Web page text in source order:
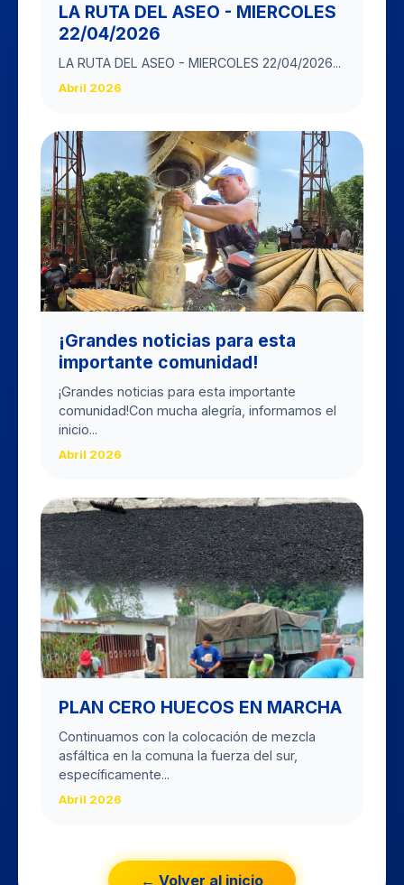
LA RUTA DEL ASEO - MIERCOLES
22/04/2026
LA RUTA DEL ASEO - MIERCOLES 22/04/2026...
Abril 2026
​¡Grandes noticias para esta
importante comunidad!
​¡Grandes noticias para esta importante
comunidad! ​Con mucha alegría, informamos el
inicio...
Abril 2026
PLAN CERO HUECOS EN MARCHA
Continuamos con la colocación de mezcla
asfáltica en la comuna la fuerza del sur,
específicamente...
Abril 2026
← Volver al inicio